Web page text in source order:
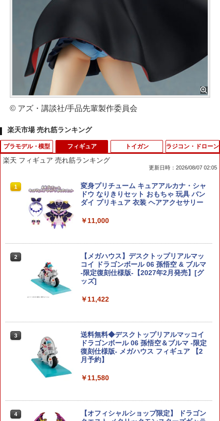
© アズ・講談社/手品先輩製作委員会
楽天市場 売れ筋ランキング
プラモデル・模型
1
送料無料◆マーベル ヒーローCHAMPIO
N CLASS14 デアデビル Born Again S2
プラモデル Blokees 【8月予約】
￥3,180
2
ZOIDS 汎用獣型決戦兵器ゼノレックス正
規実用型2号機[タカラトミー]《発売済・
在庫品》
アップシリーズ No.099 スバル インプレ
ッサSti バージョンIV/VI プラモデル
￥3,255
モデル
フィギュア
楽天 フィギュア 売れ筋ランキング
更新日時：2026/08/07 02:05
1
変身プリチューム キュアアルカナ・シャ
ドウ なりきりセット おもちゃ 玩具 バン
ダイ プリキュア 衣装 ヘアアクセサリー
￥11,000
2
【メガハウス】デスクトップリアルマッ
コイ ドラゴンボール 06 孫悟空 & ブルマ
-限定復刻仕様版-【2027年2月発売】[グ
ッズ]
￥11,422
3
送料無料◆デスクトップリアルマッコイ
ドラゴンボール 06 孫悟空＆ブルマ -限定
復刻仕様版- メガハウス フィギュア 【2
月予約】
￥11,580
4
【オフィシャルショップ限定】 ドラゴン
トイガン ラジコン・ドローン